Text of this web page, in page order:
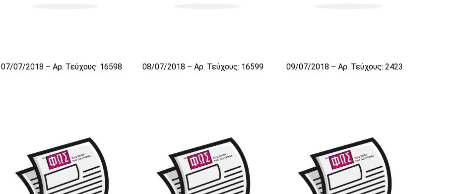
07/07/2018 – Αρ. Τεύχους: 16598 08/07/2018 – Αρ. Τεύχους: 16599 09/07/2018 – Αρ. Τεύχους: 2423